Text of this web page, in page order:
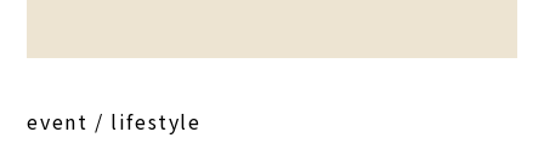
event / lifestyle